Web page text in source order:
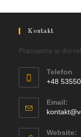
Kontakt
Pracujemy w dni
Telefon
+48
Email:
Website: